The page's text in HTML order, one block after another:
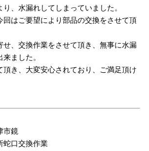
、水漏れしてしまっていました。
回はご要望により部品の交換をさせて頂
せ、交換作業をさせて頂き、無事に水漏
ました。
頂き、大変安心されており、ご満足頂け
市鏡
蛇口交換作業